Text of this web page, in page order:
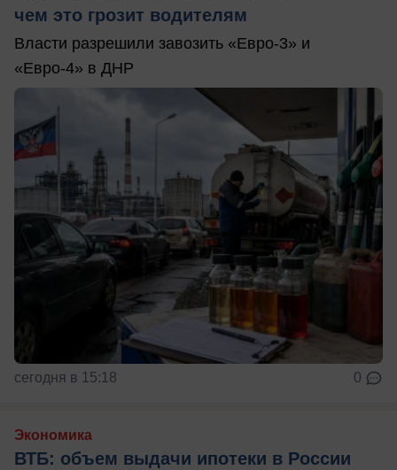
чем это грозит водителям
Власти разрешили завозить «Евро-3» и
«Евро-4» в ДНР
сегодня в 15:18 0
Экономика
ВТБ: объем выдачи ипотеки в России